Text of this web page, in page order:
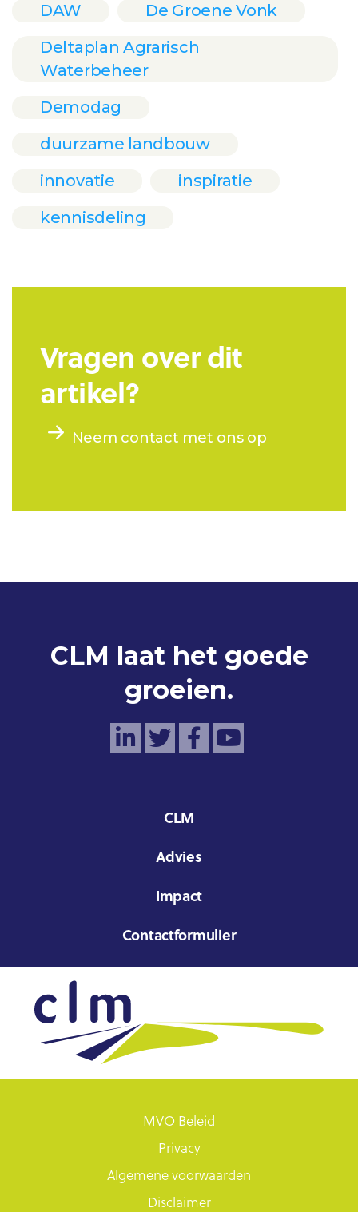
DAW
De Groene Vonk
Deltaplan Agrarisch
Waterbeheer
Demodag
duurzame landbouw
innovatie
inspiratie
kennisdeling
Vragen over dit
artikel?
Neem contact met ons op
CLM laat het goede
groeien.
CLM
Advies
Impact
Contactformulier
MVO Beleid
Privacy
Algemene voorwaarden
Disclaimer